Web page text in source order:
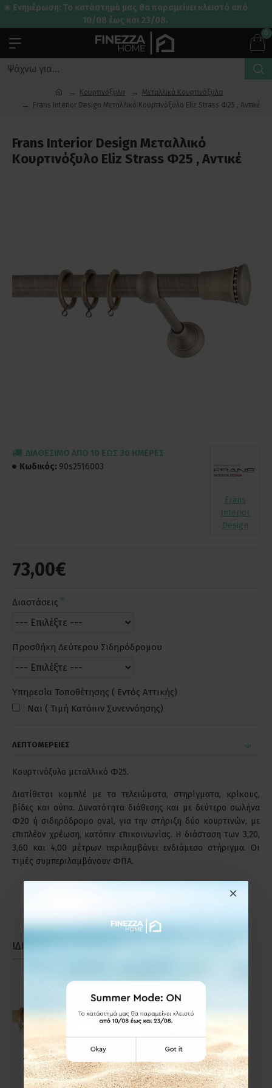
☀️ Ενημέρωση: Το κατάστημά μας θα παραμείνει κλειστό από
10/08 έως και 23/08.
0
Κουρτινόξυλα
Μεταλλικά Κουρτινόξυλα
Frans Interior Design Μεταλλικό Κουρτινόξυλο Eliz Strass Φ25 , Αντικέ
Frans Interior Design Μεταλλικό
Κουρτινόξυλο Eliz Strass Φ25 , Αντικέ
73,00€
ΔΙΑΘΈΣΙΜΟ ΑΠΌ 10 ΈΩΣ 30 ΗΜΈΡΕΣ
Κωδικός: 90s2516003
Frans
Interior
Design
Διαστάσεις
Προσθήκη Δεύτερου Σιδηρόδρομου
Υπηρεσία Τοποθέτησης ( Εντός Αττικής)
Ναι ( Τιμή Κατόπιν Συνεννόησης)
ΛΕΠΤΟΜΕΡΕΙΕΣ
Κουρτινόξυλο μεταλλικό Φ25.
Διατίθεται κομπλέ με τα τελειώματα, στηρίγματα, κρίκους,
βίδες και ούπα. Δυνατότητα διάθεσης και με δεύτερο σωλήνα
Φ20 ή σιδηρόδρομο oval, για την στήριξη δύο κουρτινών, με
επιπλέον χρέωση, κατόπιν επικοινωνίας. Η διάσταση των 3,20,
3,60 και 4,00 μέτρων περιλαμβάνει ενδιάμεσο στήριγμα. Οι
τιμές συμπεριλαμβάνουν ΦΠΑ.
ΙΔΙΑΣ ΚΑΤΗΓΟΡΙΑΣ